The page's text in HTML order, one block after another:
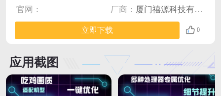
官网：
厂商： 厦门禧源科技有限公司
立即下载 0
应用截图